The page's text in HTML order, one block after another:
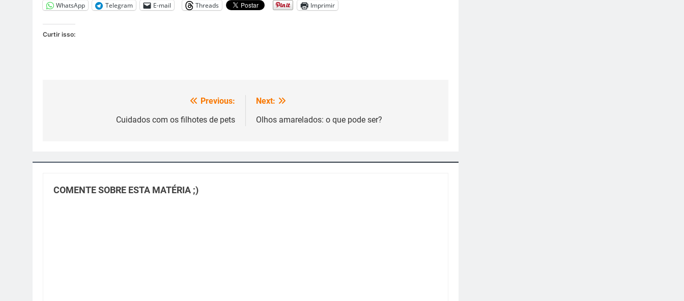
WhatsApp Telegram E-mail Threads Imprimir
Curtir isso:
Previous:
Cuidados com os filhotes de pets
Next:
Olhos amarelados: o que pode ser?
COMENTE SOBRE ESTA MATÉRIA ;)